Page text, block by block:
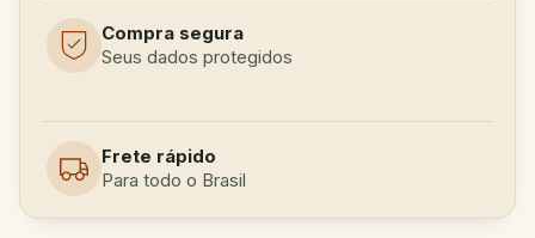
Compra segura
Seus dados protegidos
Frete rápido
Para todo o Brasil